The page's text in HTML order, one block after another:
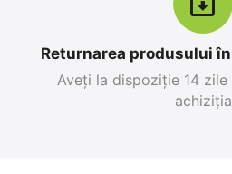
Returnarea produsului
Aveți la dispoziție 14
achiziția